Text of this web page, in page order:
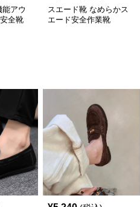
アウ
全靴
スエード靴 なめらかス
エード安全作業靴